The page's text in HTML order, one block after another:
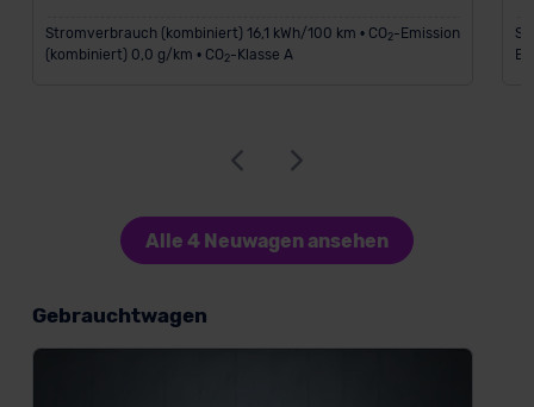
Stromverbrauch (kombiniert) 16,1 kWh/100 km • CO2-Emission
(kombiniert) 0,0 g/km • CO2-Klasse A
Alle 4 Neuwagen ansehen
Gebrauchtwagen